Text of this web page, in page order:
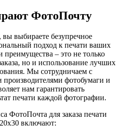
ФотоПочту
выбираете безупречное
подход к печати ваших
– это не только
но и использование лучших
Мы сотрудничаем с
фотобумаги и
нам гарантировать
печати каждой фотографии.
ФотоПочта для заказа печати
включают: